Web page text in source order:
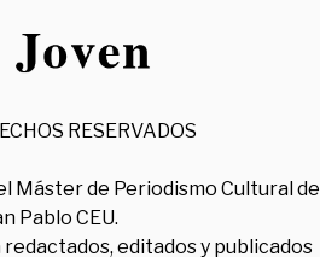
RESERVADOS
Máster de Periodismo Cultural de
Pablo CEU.
editados y publicados